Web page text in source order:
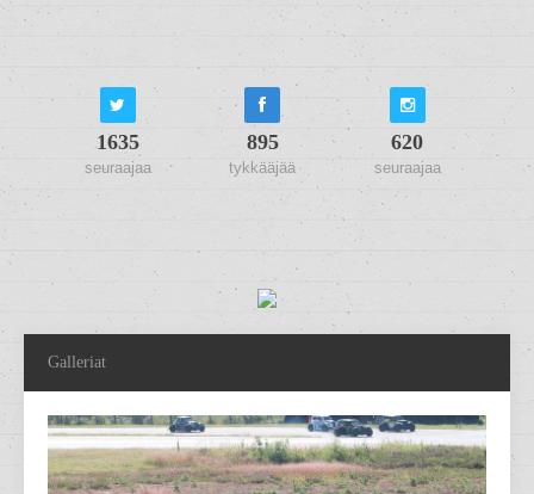
1635
seuraajaa
895
tykkääjää
620
seuraajaa
Galleriat